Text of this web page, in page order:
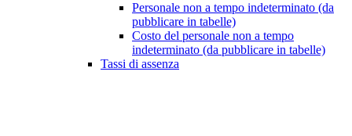
Personale non a tempo indeterminato (da
pubblicare in tabelle)
Costo del personale non a tempo
indeterminato (da pubblicare in tabelle)
Tassi di assenza